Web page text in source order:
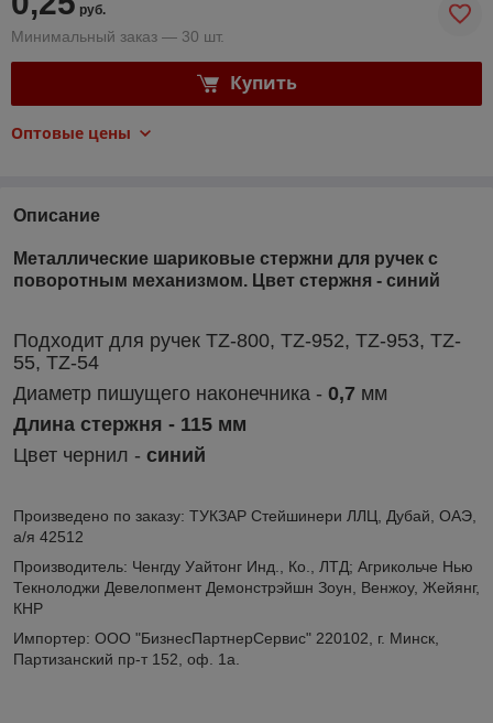
руб.
Минимальный заказ — 30 шт.
Купить
Оптовые цены
Описание
Металлические шариковые стержни для ручек с
поворотным механизмом. Цвет стержня - синий
Подходит для ручек TZ-800, TZ-952, TZ-953, TZ-
55, TZ-54
Диаметр пишущего наконечника - 0,7 мм
Длина стержня - 115 мм
Цвет чернил - синий
Произведено по заказу: ТУКЗАР Стейшинери ЛЛЦ, Дубай, ОАЭ,
а/я 42512
Производитель: Ченгду Уайтонг Инд., Ко., ЛТД; Агрикольче Нью
Текнолоджи Девелопмент Демонстрэйшн Зоун, Венжоу, Жейянг,
КНР
Импортер: ООО "БизнесПартнерСервис" 220102, г. Минск,
Партизанский пр-т 152, оф. 1а.